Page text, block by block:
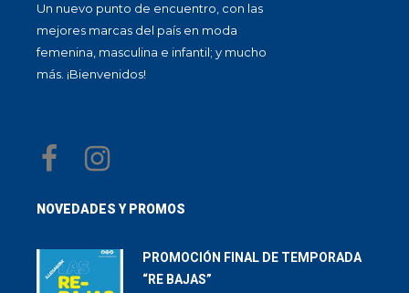
Un nuevo punto de encuentro, con las
mejores marcas del país en moda
femenina, masculina e infantil; y mucho
más. ¡Bienvenidos!
NOVEDADES Y PROMOS
PROMOCIÓN FINAL DE TEMPORADA
“RE BAJAS”